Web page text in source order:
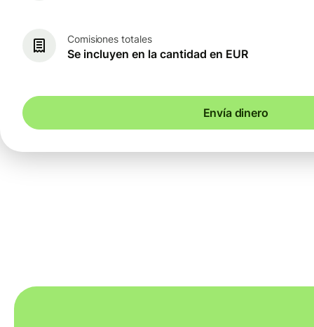
Comisiones totales
Se incluyen en la cantidad en EUR
Envía dinero